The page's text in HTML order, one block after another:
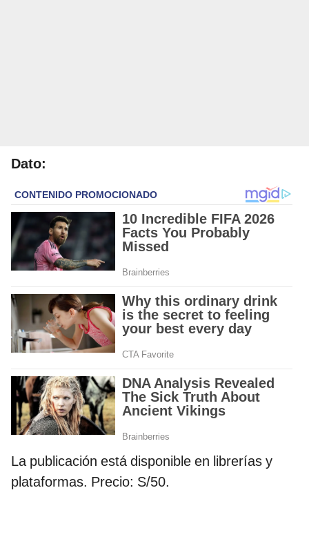
Dato:
La publicación está disponible en librerías y
plataformas. Precio: S/50.